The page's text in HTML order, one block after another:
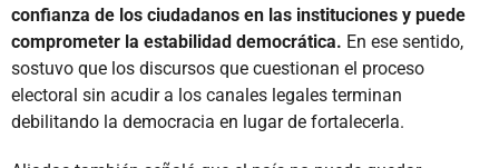
confianza de los ciudadanos en las instituciones y puede
comprometer la estabilidad democrática. En ese sentido,
sostuvo que los discursos que cuestionan el proceso
electoral sin acudir a los canales legales terminan
debilitando la democracia en lugar de fortalecerla.